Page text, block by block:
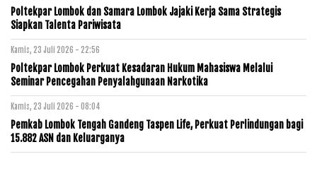
Poltekpar Lombok dan Samara Lombok Jajaki Kerja Sama Strategis
Siapkan Talenta Pariwisata
Kamis, 23 Juli 2026 - 22:56
Poltekpar Lombok Perkuat Kesadaran Hukum Mahasiswa Melalui
Seminar Pencegahan Penyalahgunaan Narkotika
Kamis, 23 Juli 2026 - 08:04
Pemkab Lombok Tengah Gandeng Taspen Life, Perkuat Perlindungan bagi
15.882 ASN dan Keluarganya